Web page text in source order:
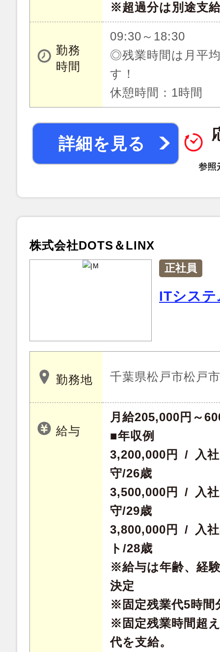
※超過分は別途支
勤務
時間
09:30～18:30
◎残業時間は月平
す！
休憩時間：1時間
詳細を見る
株式会社DOTS＆LINX
正社員
ITシス
勤務地 千葉県松戸市松戸
給与
月給205,000円～
■年収例
3,200,000円 / 入
守/26歳
3,500,000円 / 入
守/29歳
3,800,000円 / 入
ト/28歳
※給与は年齢、経
決定
※固定残業代5時間
※固定残業時間超
代を支給。